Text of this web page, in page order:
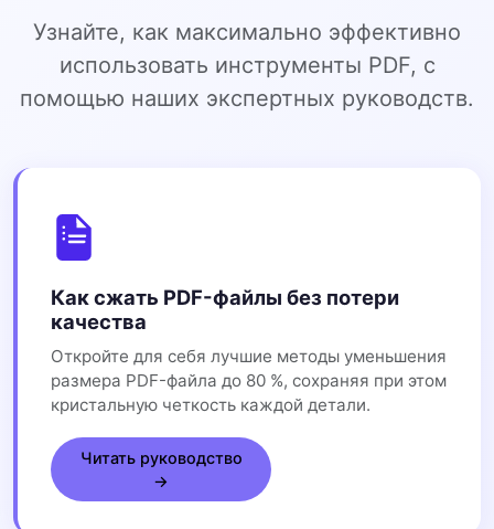
Узнайте, как максимально эффективно
использовать инструменты PDF, с
помощью наших экспертных руководств.
Как сжать PDF-файлы без потери
качества
Откройте для себя лучшие методы уменьшения
размера PDF-файла до 80 %, сохраняя при этом
кристальную четкость каждой детали.
Читать руководство
→